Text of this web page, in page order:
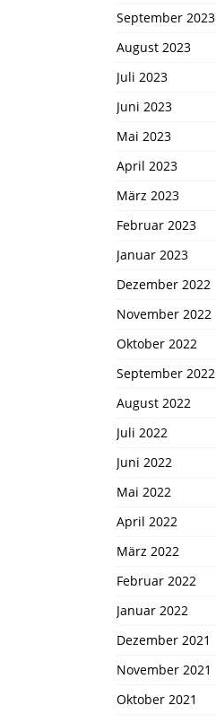
September 2023
August 2023
Juli 2023
Juni 2023
Mai 2023
April 2023
März 2023
Februar 2023
Januar 2023
Dezember 2022
November 2022
Oktober 2022
September 2022
August 2022
Juli 2022
Juni 2022
Mai 2022
April 2022
März 2022
Februar 2022
Januar 2022
Dezember 2021
November 2021
Oktober 2021